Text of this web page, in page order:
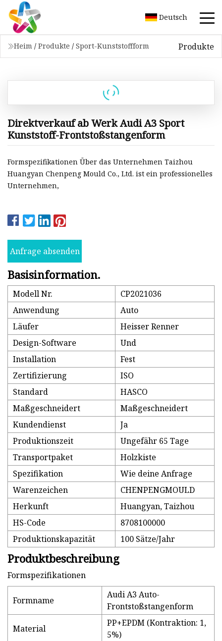
Deutsch
Heim / Produkte / Sport-Kunststoffform Produkte
Direktverkauf ab Werk Audi A3 Sport
Kunststoff-Frontstoßstangenform
Formspezifikationen Über das Unternehmen Taizhou
Huangyan Chenpeng Mould Co., Ltd. ist ein professionelles
Unternehmen,
Anfrage absenden
Basisinformation.
Modell Nr.
CP2021036
Anwendung
Auto
Läufer
Heisser Renner
Design-Software
Und
Installation
Fest
Zertifizierung
ISO
Standard
HASCO
Maßgeschneidert
Maßgeschneidert
Kundendienst
Ja
Produktionszeit
Ungefähr 65 Tage
Transportpaket
Holzkiste
Spezifikation
Wie deine Anfrage
Warenzeichen
CHENPENGMOULD
Herkunft
Huangyan, Taizhou
HS-Code
8708100000
Produktionskapazität
100 Sätze/Jahr
Produktbeschreibung
Formspezifikationen
Formname
Audi A3 Auto-
Frontstoßstangenform
Material
PP+EPDM (Kontraktion: 1,
5%)